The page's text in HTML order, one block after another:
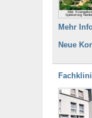
Bild:
Spiekeroog
Mehr
Neue